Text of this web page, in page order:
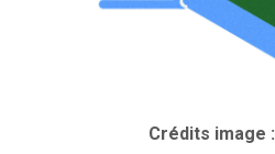
Crédits image :